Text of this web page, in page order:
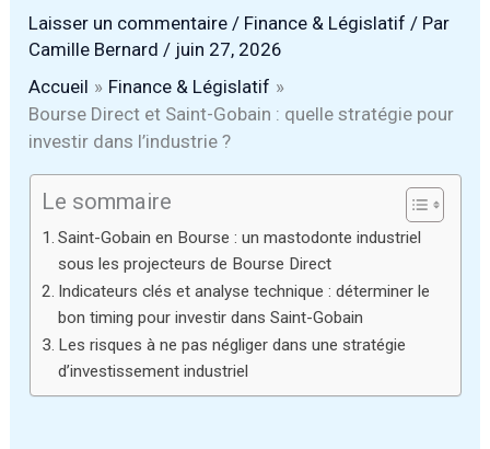
Laisser un commentaire / Finance & Législatif / Par
Camille Bernard/ juin 27, 2026
Accueil
Finance & Législatif
Bourse Direct et Saint-Gobain : quelle stratégie pour
investir dans l’industrie ?
Le sommaire
Saint-Gobain en Bourse : un mastodonte industriel
sous les projecteurs de Bourse Direct
Indicateurs clés et analyse technique : déterminer le
bon timing pour investir dans Saint-Gobain
Les risques à ne pas négliger dans une stratégie
d’investissement industriel